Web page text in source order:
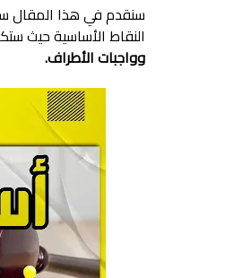
سنقدم في هذا المقال
النقاط الأساسية حيث
وواجبات الأطراف.